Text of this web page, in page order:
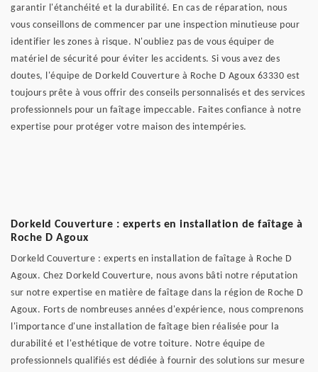
garantir l'étanchéité et la durabilité. En cas de réparation, nous
vous conseillons de commencer par une inspection minutieuse pour
identifier les zones à risque. N'oubliez pas de vous équiper de
matériel de sécurité pour éviter les accidents. Si vous avez des
doutes, l'équipe de Dorkeld Couverture à Roche D Agoux 63330 est
toujours prête à vous offrir des conseils personnalisés et des services
professionnels pour un faîtage impeccable. Faites confiance à notre
expertise pour protéger votre maison des intempéries.
Dorkeld Couverture : experts en installation de faîtage à
Roche D Agoux
Dorkeld Couverture : experts en installation de faîtage à Roche D
Agoux. Chez Dorkeld Couverture, nous avons bâti notre réputation
sur notre expertise en matière de faîtage dans la région de Roche D
Agoux. Forts de nombreuses années d'expérience, nous comprenons
l'importance d'une installation de faîtage bien réalisée pour la
durabilité et l'esthétique de votre toiture. Notre équipe de
professionnels qualifiés est dédiée à fournir des solutions sur mesure